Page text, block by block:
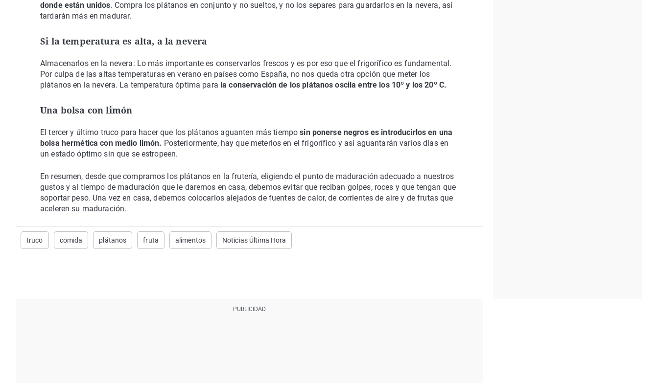
donde están unidos. Compra los plátanos en conjunto y no sueltos, y no los separes para guardarlos en la nevera, así
tardarán más en madurar.
Si la temperatura es alta, a la nevera
Almacenarlos en la nevera: Lo más importante es conservarlos frescos y es por eso que el frigorífico es fundamental.
Por culpa de las altas temperaturas en verano en países como España, no nos queda otra opción que meter los
plátanos en la nevera. La temperatura óptima para la conservación de los plátanos oscila entre los 10º y los 20º C.
Una bolsa con limón
El tercer y último truco para hacer que los plátanos aguanten más tiemposin ponerse negros es introducirlos en una
bolsa hermética con medio limón. Posteriormente, hay que meterlos en el frigorífico y así aguantarán varios días en
un estado óptimo sin que se estropeen.
En resumen, desde que compramos los plátanos en la frutería, eligiendo el punto de maduración adecuado a nuestros
gustos y al tiempo de maduración que le daremos en casa, debemos evitar que reciban golpes, roces y que tengan que
soportar peso. Una vez en casa, debemos colocarlos alejados de fuentes de calor, de corrientes de aire y de frutas que
aceleren su maduración.
truco comida plátanos fruta alimentos Noticias Última Hora